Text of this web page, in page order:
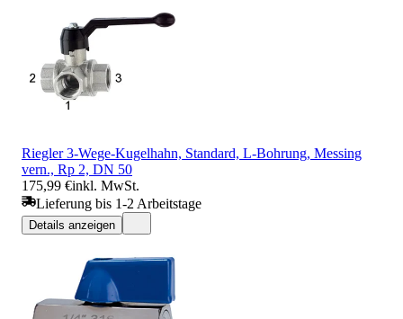
Riegler 3-Wege-Kugelhahn, Standard, L-Bohrung, Messing
vern., Rp 2, DN 50
175,99 €inkl. MwSt.
Lieferung bis 1-2 Arbeitstage
Details anzeigen